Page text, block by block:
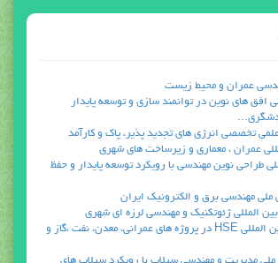
عمران و محيط زيست
افق هاي نوين در توانمند سازي و توسعه پايدار
تخصصي انرژي هاي تجديد پذير، پاك و كارآمد
عمران ، معماري و زيرساخت هاي شهري
طراحي نوين مهندسي با رويكرد توسعه پايدار و حفظ
مهندسي برق و الكترونيك ايران
المللي ژئوتكنيك و مهندسي لرزه اي شهري
دومين همايش بين المللي HSE در پروژه هاي عمراني، معدن، نفت ،گاز و